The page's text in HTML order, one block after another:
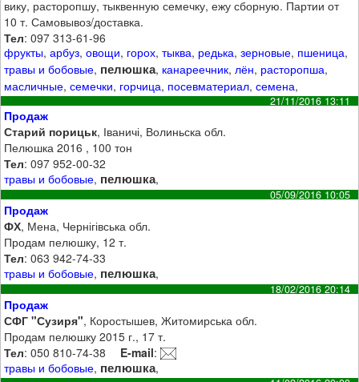
вику, расторопшу, тыквенную семечку, ежу сборную. Партии от
10 т. Самовывоз/доставка.
Тел: 097 313-61-96
фрукты,арбуз,овощи, горох,тыква, редька,зерновые, пшеница,
травы и бобовые, пелюшка, канареечник, лён, расторопша,
масличные,семечки, горчица, посевматериал,семена,
21/11/2016 13:11
Продаж
Старий порицьк, Іваничі, Волиньска обл.
Пелюшка 2016 , 100 тон
Тел: 097 952-00-32
травы и бобовые, пелюшка,
05/09/2016 10:05
Продаж
ФХ, Мена, Чернігівська обл.
Продам пелюшку, 12 т.
Тел: 063 942-74-33
травы и бобовые, пелюшка,
18/02/2016 20:14
Продаж
СФГ "Сузиря", Коростышев, Житомирська обл.
Продам пелюшку 2015 г., 17 т.
Тел: 050 810-74-38 E-mail:
травы и бобовые, пелюшка,